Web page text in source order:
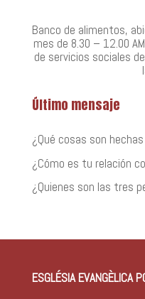
Banco de alimentos,
mes de 8.30 – 12.00
de servicios sociales
Último mensaje
¿Qué cosas son
¿Cómo es tu relación
¿Quienes son las tres
ESGLÉSIA EVANGÈLICA